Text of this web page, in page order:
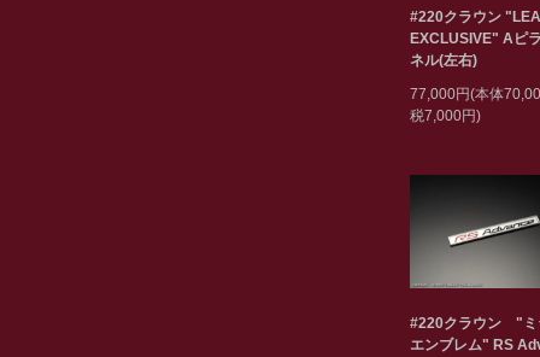
#220クラウン
EXCLUSIVE" Aピ
ネル(左右)
77,000円(本体
税7,000円)
#220クラウン "ミ
エンブレム" RS